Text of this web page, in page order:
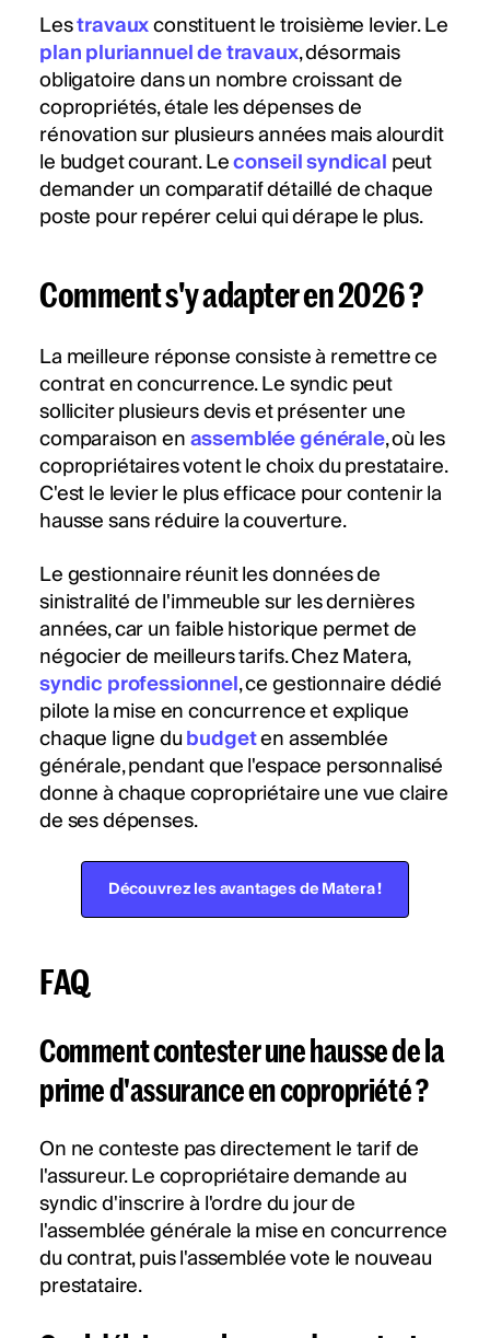
Lestravauxconstituent le troisième levier. Le
plan pluriannuel de travaux, désormais
obligatoire dans un nombre croissant de
copropriétés, étale les dépenses de
rénovation sur plusieurs années mais alourdit
le budget courant. Leconseil syndicalpeut
demander un comparatif détaillé de chaque
poste pour repérer celui qui dérape le plus.
Comment s'y adapter en 2026 ?
La meilleure réponse consiste à remettre ce
contrat en concurrence. Le syndic peut
solliciter plusieurs devis et présenter une
comparaison enassemblée générale, où les
copropriétaires votent le choix du prestataire.
C'est le levier le plus efficace pour contenir la
hausse sans réduire la couverture.
Le gestionnaire réunit les données de
sinistralité de l'immeuble sur les dernières
années, car un faible historique permet de
négocier de meilleurs tarifs. Chez Matera,
syndic professionnel, ce gestionnaire dédié
pilote la mise en concurrence et explique
chaque ligne dubudgeten assemblée
générale, pendant que l'espace personnalisé
donne à chaque copropriétaire une vue claire
de ses dépenses.
Découvrez les avantages de Matera !
FAQ
Comment contester une hausse de la
prime d'assurance en copropriété ?
On ne conteste pas directement le tarif de
l'assureur. Le copropriétaire demande au
syndic d'inscrire à l'ordre du jour de
l'assemblée générale la mise en concurrence
du contrat, puis l'assemblée vote le nouveau
prestataire.